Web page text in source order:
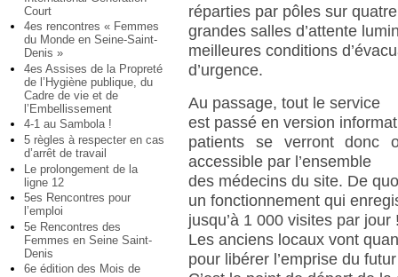
Court
4es rencontres « Femmes
du Monde en Seine-Saint-
Denis »
4es Assises de la Propreté
de l’Hygiène publique, du
Cadre de vie et de
l’Embellissement
4-1 au Sambola !
5 règles à respecter en cas
d’arrêt de travail
Le prolongement de la
ligne 12
5es Rencontres pour
l’emploi
5e Rencontres des
Femmes en Seine Saint-
Denis
6e édition des Mois de
réparties par pôles sur
grandes salles d’attente
meilleures conditions
d’urgence.
Au passage, tout le service
est passé en version
patients se verront donc
accessible par l’ensemble
des médecins du site. De
un fonctionnement qui
jusqu’à 1 000 visites par jour
Les anciens locaux vont
pour libérer l’emprise du